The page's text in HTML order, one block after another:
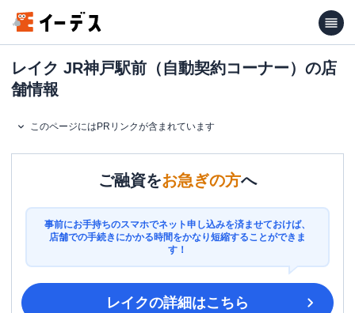
レイク JR神戸駅前（自動契約コーナー）の店
舗情報
このページにはPRリンクが含まれています
ご融資をお急ぎの方へ
事前にお手持ちのスマホでネット申し込みを済ませておけば、
店舗での手続きにかかる時間をかなり短縮することができま
す！
レイクの詳細はこちら